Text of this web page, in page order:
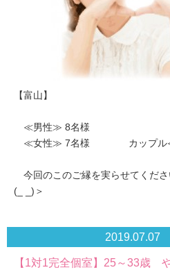
【富山】
≪男性≫ 8名様
≪女性≫ 7名様 カップル
今回のこのご縁を実らせてくだ
(_ _)＞
2019.07.07
【1対1完全個室】25～33歳